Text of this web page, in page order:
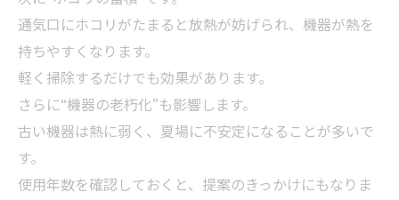
通気口にホコリがたまると放熱が妨げられ、機器が熱を
持ちやすくなります。
軽く掃除するだけでも効果があります。
さらに“機器の老朽化”も影響します。
古い機器は熱に弱く、夏場に不安定になることが多いで
す。
使用年数を確認しておくと、提案のきっかけにもなりま